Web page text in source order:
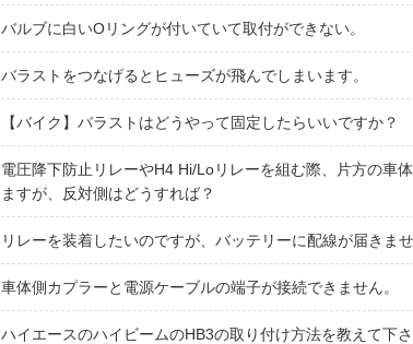
バルブに白いOリングが付いていて取付ができない。
バラストをつなげるとヒューズが飛んでしまいます。
【バイク】バラストはどうやって固定したらいいですか？
電圧降下防止リレーやH4 Hi/Loリレーを組む際、片方の車
ますが、反対側はどうすれば？
リレーを装着したいのですが、バッテリーに配線が届きませ
車体側カプラーと電源ケーブルの端子が接続できません。
ハイエースのハイビームのHB3の取り付け方法を教えて下さ